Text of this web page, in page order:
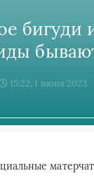
бигуди
15:22, 1 июня 2023